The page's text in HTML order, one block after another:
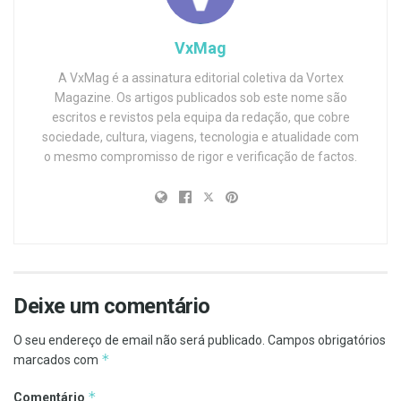
VxMag
A VxMag é a assinatura editorial coletiva da Vortex
Magazine. Os artigos publicados sob este nome são
escritos e revistos pela equipa da redação, que cobre
sociedade, cultura, viagens, tecnologia e atualidade com
o mesmo compromisso de rigor e verificação de factos.
Deixe um comentário
O seu endereço de email não será publicado. Campos obrigatórios
marcados com *
Comentário *